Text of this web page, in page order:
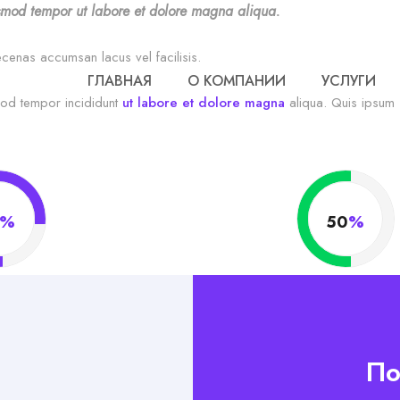
ГЛАВНАЯ О КОМПАНИИ УСЛУГИ
tempor ut labore et dolore magna aliqua.
accumsan lacus vel facilisis.
tempor incididunt ut labore et dolore magna aliqua. Quis
% 50%